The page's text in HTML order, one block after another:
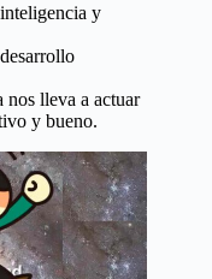
y
nos lleva a actuar
y bueno.